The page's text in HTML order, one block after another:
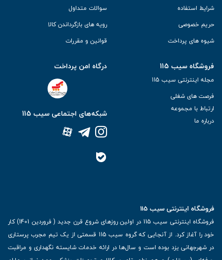
شرایط استفاده
حریم خصوصی
شیوه های پرداخت
سوالات متداول
رویه های بازگرداندن کالا
قوانین و مقررات
فروشگاه سیب 115
مجله اینترنتی سیب 115
فرصت های شغلی
ارتباط با مجموعه
درباره ما
درگاه امن پرداخت
شبکه‌های اجتماعی سیب 115
فروشگاه اینترنتی سیب 115
فروشگاه اینترنتی سیب 115 در اولین روزهای شروع قرن جدید ( فروردین 1401) کار
خود را آغاز کرد. از آنجایی که گروه سیب 115 قسمتی از یک تیم مجرب پرستاری
در شهرجهانی یزد بوده است و سال‌ها در ارائه خدمات شایسته نگهداری و مراقبت